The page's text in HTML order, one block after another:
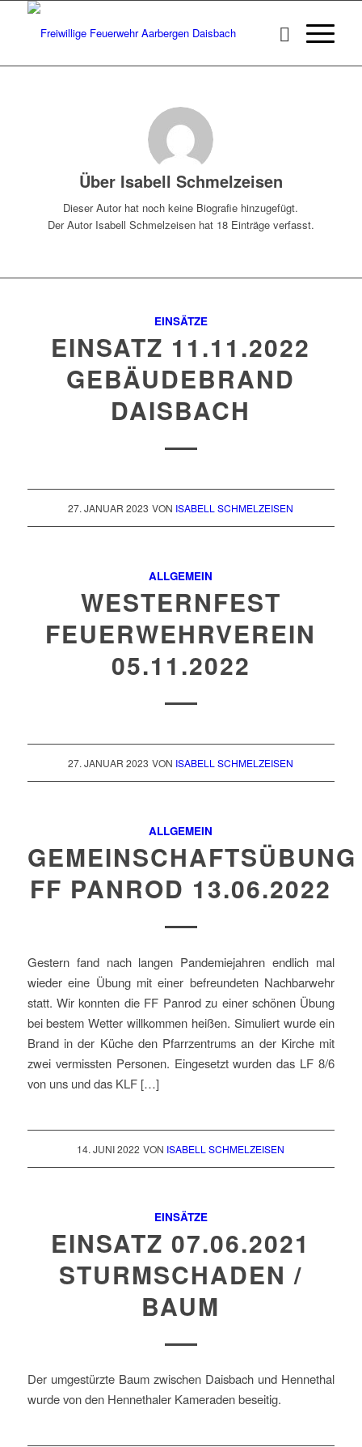
Über Isabell Schmelzeisen
Dieser Autor hat noch keine Biografie hinzugefügt.
Der Autor Isabell Schmelzeisenhat 18 Einträge verfasst.
EINSÄTZE
EINSATZ 11.11.2022
GEBÄUDEBRAND
DAISBACH
27. JANUAR 2023 VON ISABELL SCHMELZEISEN
ALLGEMEIN
WESTERNFEST
FEUERWEHRVEREIN
05.11.2022
27. JANUAR 2023 VON ISABELL SCHMELZEISEN
ALLGEMEIN
GEMEINSCHAFTSÜBUNG
FF PANROD 13.06.2022
Gestern fand nach langen Pandemiejahren endlich mal
wieder eine Übung mit einer befreundeten Nachbarwehr
statt. Wir konnten die FF Panrod zu einer schönen Übung
bei bestem Wetter willkommen heißen. Simuliert wurde ein
Brand in der Küche den Pfarrzentrums an der Kirche mit
zwei vermissten Personen. Eingesetzt wurden das LF 8/6
von uns und das KLF […]
14. JUNI 2022 VON ISABELL SCHMELZEISEN
EINSÄTZE
EINSATZ 07.06.2021
STURMSCHADEN /
BAUM
Der umgestürzte Baum zwischen Daisbach und Hennethal
wurde von den Hennethaler Kameraden beseitig.